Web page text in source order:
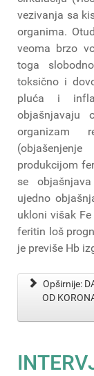
vezivanja sa
organima.
veoma brzo
toga
toksično i
pluća i
objašnjavaju
organizam
produkcijom
se
ujedno
ukloni višak
feritin loš
je previše Hb
Opširnije:
OD